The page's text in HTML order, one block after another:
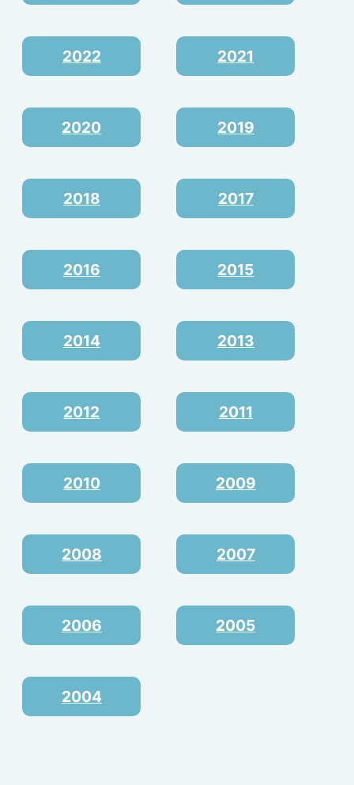
2022 2021
2020 2019
2018 2017
2016 2015
2014 2013
2012 2011
2010 2009
2008 2007
2006 2005
2004